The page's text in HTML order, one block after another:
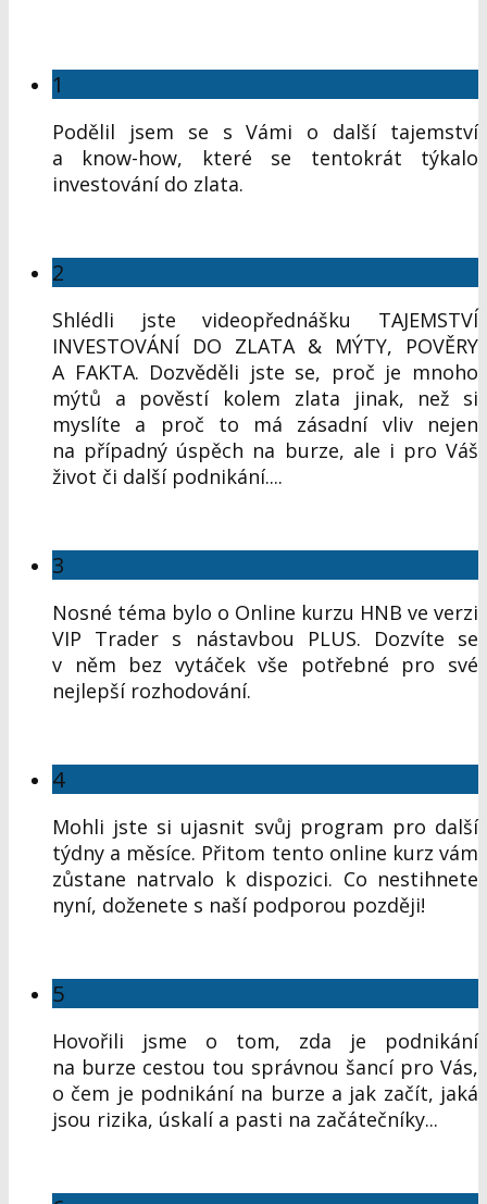
1
Podělil jsem se s Vámi o další tajemství
a know-how, které se tentokrát týkalo
investování do zlata.
2
Shlédli jste videopřednášku TAJEMSTVÍ
INVESTOVÁNÍ DO ZLATA & MÝTY, POVĚRY
A FAKTA. Dozvěděli jste se, proč je mnoho
mýtů a pověstí kolem zlata jinak, než si
myslíte a proč to má zásadní vliv nejen
na případný úspěch na burze, ale i pro Váš
život či další podnikání....
3
Nosné téma bylo o Online kurzu HNB ve verzi
VIP Trader s nástavbou PLUS. Dozvíte se
v něm bez vytáček vše potřebné pro své
nejlepší rozhodování.
4
Mohli jste si ujasnit svůj program pro další
týdny a měsíce. Přitom tento online kurz vám
zůstane natrvalo k dispozici. Co nestihnete
nyní, doženete s naší podporou později!
5
Hovořili jsme o tom, zda je podnikání
na burze cestou tou správnou šancí pro Vás,
o čem je podnikání na burze a jak začít, jaká
jsou rizika, úskalí a pasti na začátečníky...